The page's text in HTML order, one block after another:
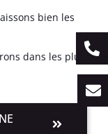
bien les
dans les plus